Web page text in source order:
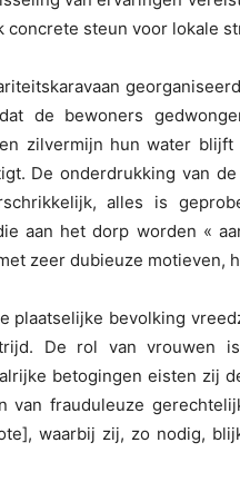
concrete steun voor lokale
de bewoners
zilvermijn hun water
De onderdrukking van
alles is
aan het dorp worden «
zeer dubieuze motieven,
plaatselijke bevolking
De rol van vrouwen
betogingen eisten zij
van frauduleuze
waarbij zij, zo nodig,